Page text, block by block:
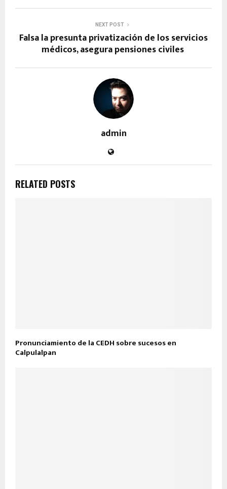
NEXT POST
Falsa la presunta privatización de los servicios
médicos, asegura pensiones civiles
admin
RELATED POSTS
Pronunciamiento de la CEDH sobre sucesos en
Calpulalpan